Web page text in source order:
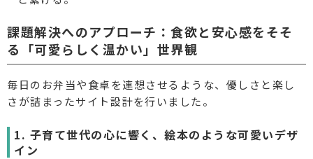
課題解決へのアプローチ：食欲と安心感をそそ
る「可愛らしく温かい」世界観
毎日のお弁当や食卓を連想させるような、優しさと楽し
さが詰まったサイト設計を行いました。
1. 子育て世代の心に響く、絵本のような可愛いデザ
イン